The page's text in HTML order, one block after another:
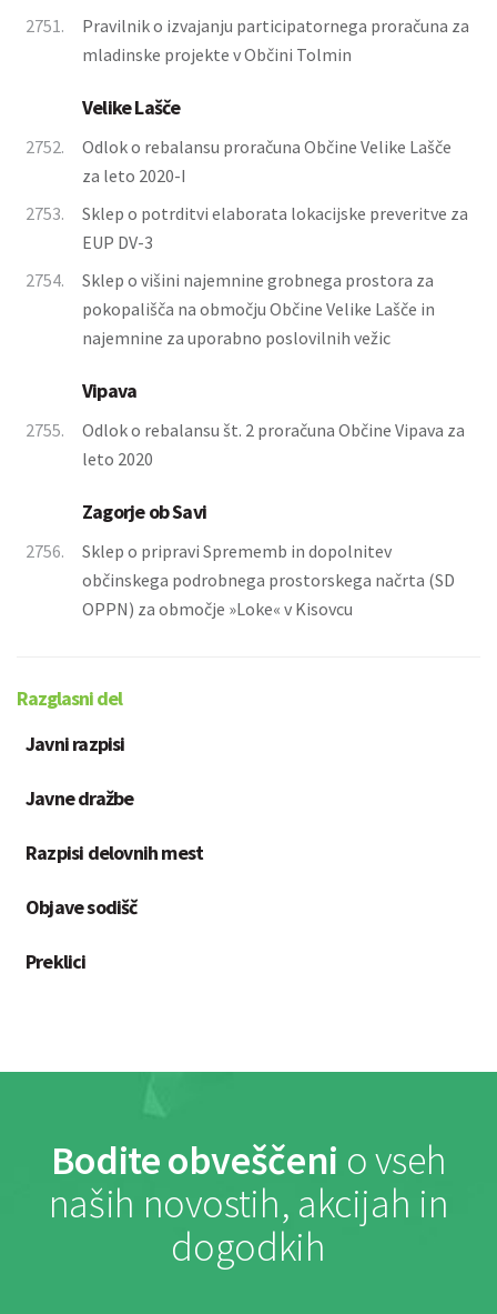
2751.
Pravilnik o izvajanju participatornega proračuna za
mladinske projekte v Občini Tolmin
Velike Lašče
2752.
Odlok o rebalansu proračuna Občine Velike Lašče
za leto 2020-I
2753.
Sklep o potrditvi elaborata lokacijske preveritve za
EUP DV-3
2754.
Sklep o višini najemnine grobnega prostora za
pokopališča na območju Občine Velike Lašče in
najemnine za uporabno poslovilnih vežic
Vipava
2755.
Odlok o rebalansu št. 2 proračuna Občine Vipava za
leto 2020
Zagorje ob Savi
2756.
Sklep o pripravi Sprememb in dopolnitev
občinskega podrobnega prostorskega načrta (SD
OPPN) za območje »Loke« v Kisovcu
Razglasni del
Javni razpisi
Javne dražbe
Razpisi delovnih mest
Objave sodišč
Preklici
Bodite obveščeni o vseh
naših novostih, akcijah in
dogodkih